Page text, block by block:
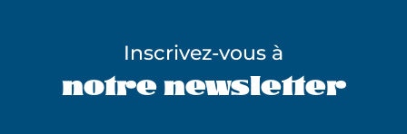
Inscrivez-vous à
notre newsletter